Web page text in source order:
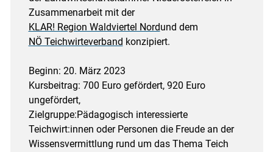
Zusammenarbeit mit der
KLAR! Region Waldviertel Nordund dem
NÖ Teichwirteverband konzipiert.
Beginn: 20. März 2023
Kursbeitrag: 700 Euro gefördert, 920 Euro
ungefördert,
Zielgruppe:Pädagogisch interessierte
Teichwirt:innen oder Personen die Freude an der
Wissensvermittlung rund um das Thema Teich